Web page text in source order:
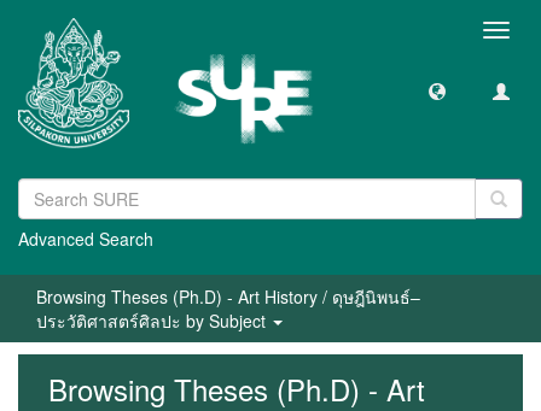
Advanced Search
Browsing Theses (Ph.D) - Art History / ดุษฎีนิพนธ์–
ประวัติศาสตร์ศิลปะ by Subject
Browsing Theses (Ph.D) - Art